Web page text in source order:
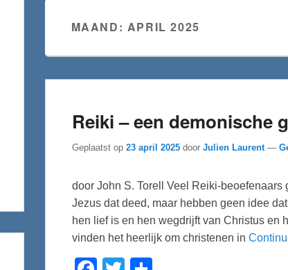
MAAND: APRIL 2025
Reiki – een demonische
Geplaatst op 23 april 2025 door Julien Laurent —
door John S. Torell Veel Reiki-
Jezus dat deed, maar hebben geen idee
hen lief is en hen wegdrijft van Christus en
vinden het heerlijk om christenen in
F
T